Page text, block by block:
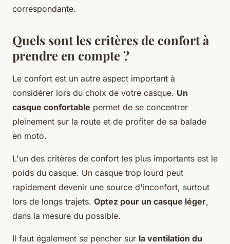
correspondante.
Quels sont les critères de confort à
prendre en compte ?
Le confort est un autre aspect important à
considérer lors du choix de votre casque. Un
casque confortable permet de se concentrer
pleinement sur la route et de profiter de sa balade
en moto.
L'un des critères de confort les plus importants est le
poids du casque. Un casque trop lourd peut
rapidement devenir une source d'inconfort, surtout
lors de longs trajets. Optez pour un casque léger,
dans la mesure du possible.
Il faut également se pencher sur la ventilation du